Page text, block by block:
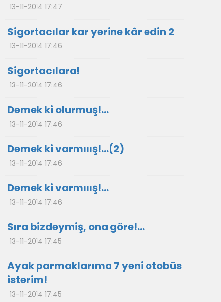
13-11-2014 17:47
Sigortacılar kar yerine kâr edin 2
13-11-2014 17:46
Sigortacılara!
13-11-2014 17:46
Demek ki olurmuş!...
13-11-2014 17:46
Demek ki varmııış!…(2)
13-11-2014 17:46
Demek ki varmııış!…
13-11-2014 17:46
Sıra bizdeymiş, ona göre!...
13-11-2014 17:45
Ayak parmaklarıma 7 yeni otobüs
isterim!
13-11-2014 17:45